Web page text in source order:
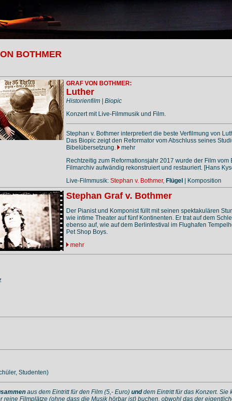
BOTHMER
GRAF VON BOTHMER:
Luther
Historienfilm | Biopic
Konzert mit Live-Filmmusik und Film.
Stephan v. Bothmer interpretiert die beste Verfilmung von
Das Biopic zeigt den Reformator vom Abschluss seines
Bibelübersetzung.
mehr
Rechtzeitig zum Reformationsjahr 2017 wurde der Film vom
Filmarchiv aufwändig rekonstruiert und restauriert. [Hans
Live-Filmmusik: Stephan v. Bothmer, Flügel | Komposition
Stephan Graf v. Bothmer
Der Pianist und Komponist füllt mit seinen spektakulären
wie intime Theater auf fünf Kontinenten. Er trat auf dem
ebenso auf, wie auf dem Berlinfestival im Flughafen
Pet Shop Boys.
mehr
Studenten)
aus dem Eintritt für den Film (5,- Euro) unddem Eintritt für das Konzert. Sie
reine Filmplätze (ohne dass die Musik hörbar ist) buchen, obwohl das der